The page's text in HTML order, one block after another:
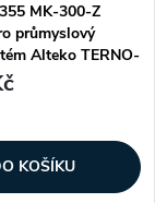
MK-300-Z
průmyslový
Alteko TERNO-
KOŠÍKU